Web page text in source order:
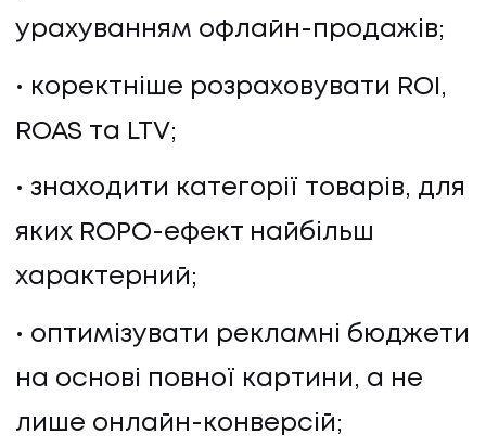
урахуванням офлайн-продажів;
коректніше розраховувати ROI,
ROAS та LTV;
знаходити категорії товарів, для
яких ROPO-ефект найбільш
характерний;
оптимізувати рекламні бюджети
на основі повної картини, а не
лише онлайн-конверсій;